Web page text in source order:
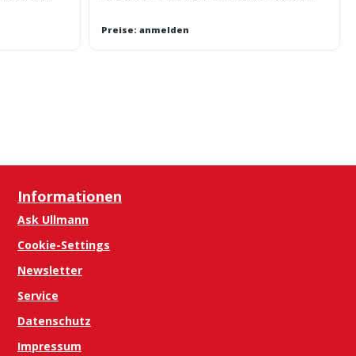
Preise: anmelden
Informationen
Ask Ullmann
Cookie-Settings
Newsletter
Service
Datenschutz
Impressum